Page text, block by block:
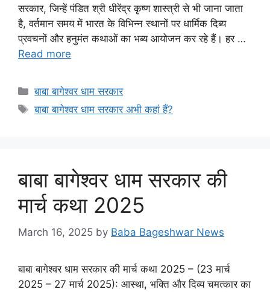
सरकार, जिन्हें पंडित श्री धीरेंद्र कृष्ण शास्त्री से भी जाना जाता
है, वर्तमान समय में भारत के विभिन्न स्थानों पर धार्मिक दिब्य
प्रवचनों और हनुमंत कथाओं का भब्य आयोजन कर रहे हैं। हर …
Read more
Categories
बाबा बागेश्वर धाम सरकार
Tags
बाबा बागेश्वर धाम सरकार अभी कहां हैं?
बाबा बागेश्वर धाम सरकार की
मार्च कथा 2025
March 16, 2025 by Baba Bageshwar News
बाबा बागेश्वर धाम सरकार की मार्च कथा 2025 – (23 मार्च
2025 – 27 मार्च 2025): आस्था, भक्ति और दिव्य चमत्कार का